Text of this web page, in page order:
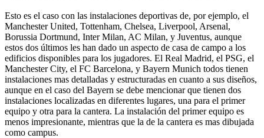
Esto es el caso con las instalaciones deportivas de, por ejemplo, el
Manchester United, Tottenham, Chelsea, Liverpool, Arsenal,
Borussia Dortmund, Inter Milan, AC Milan, y Juventus, aunque
estos dos últimos les han dado un aspecto de casa de campo a los
edificios disponibles para los jugadores. El Real Madrid, el PSG, el
Manchester City, el FC Barcelona, y Bayern Munich todos tienen
instalaciones mas detalladas y estructuradas en cuanto a sus diseños,
aunque en el caso del Bayern se debe mencionar que tienen dos
instalaciones localizadas en diferentes lugares, una para el primer
equipo y otra para la cantera. La instalación del primer equipo es
menos impresionante, mientras que la de la cantera es mas dibujada
como campus.